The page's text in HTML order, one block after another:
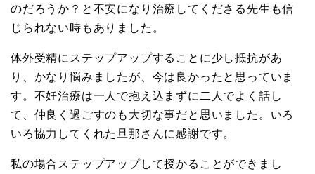
のだろうか？と不安になり治療してくださる先生も信
じられない時もありました。
体外受精にステップアップすることに少し抵抗があ
り、かなり悩みましたが、今は良かったと思っていま
す。不妊治療は一人で抱え込まずに二人でよく話し
て、仲良く過ごすのも大切な事だと思いました。いろ
いろ協力してくれた旦那さんに感謝です。
私の場合ステップアップして授かることができまし